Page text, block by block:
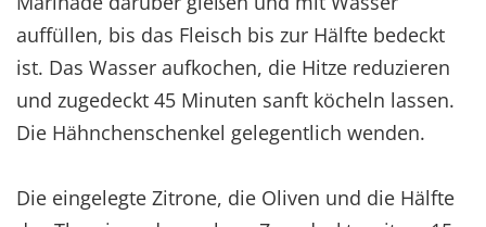
auffüllen, bis das Fleisch bis zur Hälfte bedeckt
ist. Das Wasser aufkochen, die Hitze reduzieren
und zugedeckt 45 Minuten sanft köcheln lassen.
Die Hähnchenschenkel gelegentlich wenden.
Die eingelegte Zitrone, die Oliven und die Hälfte